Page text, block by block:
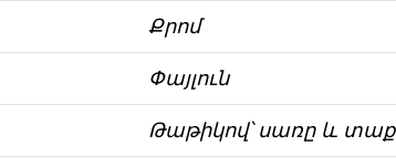
Քրոմ
Փայլուն
Թաթիկով՝ սառը և տաք